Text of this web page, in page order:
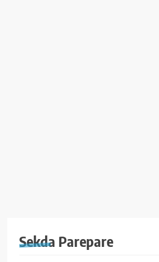
Sekda Parepare